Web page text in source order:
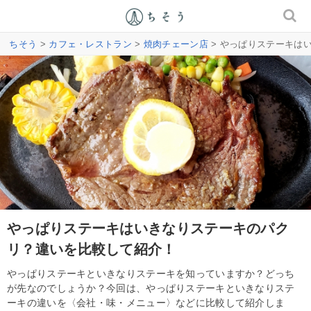
ちそう > カフェ・レストラン > 焼肉チェーン店> やっぱりステーキは
やっぱりステーキはいきなりステーキのパク
リ？違いを比較して紹介！
やっぱりステーキといきなりステーキを知っていますか？どっち
が先なのでしょうか？今回は、やっぱりステーキといきなりステ
ーキの違いを〈会社・味・メニュー〉などに比較して紹介しま